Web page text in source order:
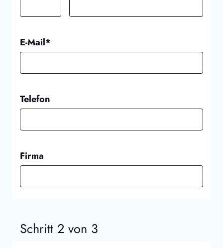
E-Mail*
Telefon
Firma
Schritt 2 von 3